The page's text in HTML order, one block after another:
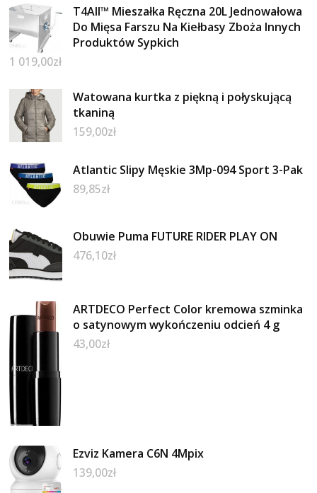
T4All™ Mieszałka Ręczna 20L Jednowałowa
Do Mięsa Farszu Na Kiełbasy Zboża Innych
Produktów Sypkich
1 019,00zł
Watowana kurtka z piękną i połyskującą
tkaniną
159,00zł
Atlantic Slipy Męskie 3Mp-094 Sport 3-Pak
89,85zł
Obuwie Puma FUTURE RIDER PLAY ON
476,10zł
ARTDECO Perfect Color kremowa szminka
o satynowym wykończeniu odcień 4 g
43,00zł
Ezviz Kamera C6N 4Mpix
139,00zł